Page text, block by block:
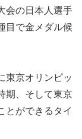
会の日本人選手
目で金メダル候
東京オリンピッ
期、そして東京
とができるタイ